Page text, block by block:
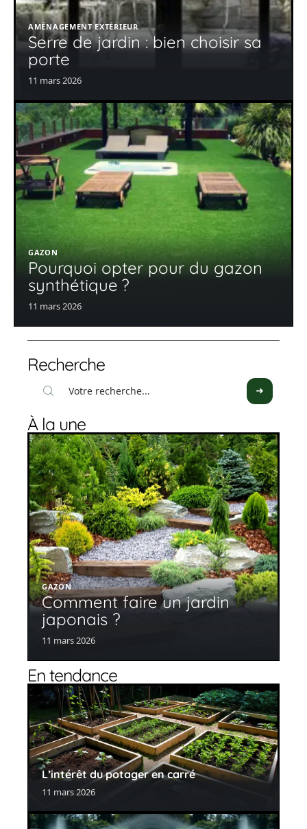
AMÉNAGEMENT EXTÉRIEUR
Serre de jardin : bien choisir sa
porte
11 mars 2026
GAZON
Pourquoi opter pour du gazon
synthétique ?
11 mars 2026
Recherche
À la une
GAZON
Comment faire un jardin
japonais ?
11 mars 2026
En tendance
L’intérêt du potager en carré
11 mars 2026